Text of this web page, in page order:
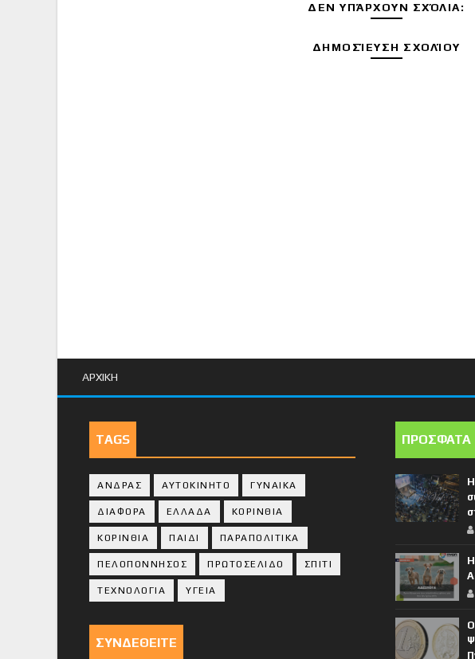
ΔΕΝ ΥΠΆΡΧΟΥΝ ΣΧΌΛΙΑ:
ΔΗΜΟΣΊΕΥΣΗ ΣΧΟΛΊΟΥ
ΑΡΧΙΚΗ
TAGS
ΑΝΔΡΑΣ ΑΥΤΟΚΙΝΗΤΟ ΓΥΝΑΙΚΑ
ΔΙΑΦΟΡΑ ΕΛΛΑΔΑ ΚΟΡΙΝΘΙΑ
ΚΟΡΙΝΘΙA ΠΑΙΔΙ ΠΑΡΑΠΟΛΙΤΙΚΑ
ΠΕΛΟΠΟΝΝΗΣΟΣ ΠΡΩΤΟΣΕΛΙΔΟ ΣΠΙΤΙ
ΤΕΧΝΟΛΟΓΙΑ ΥΓΕΙΑ
ΣΥΝΔΕΘΕΙΤΕ
ΠΡΟΣΦΑΤΑ